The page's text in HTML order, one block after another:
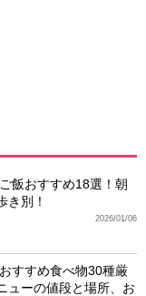
飯おすすめ18選！朝
き別！
2026/01/06
すすめ食べ物30種厳
ューの値段と場所、お